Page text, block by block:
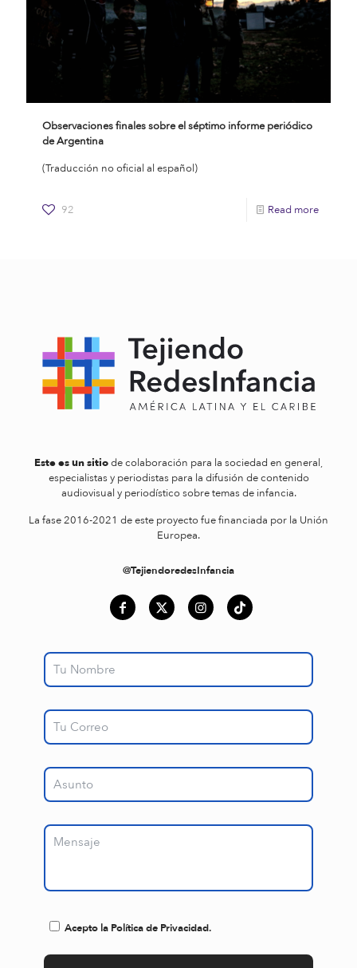
Observaciones finales sobre el séptimo informe periódico
de Argentina
(Traducción no oficial al español)
92 Read more
Este es un sitiode colaboración para la sociedad en general,
especialistas y periodistas para la difusión de contenido
audiovisual y periodístico sobre temas de infancia.
La fase 2016-2021 de este proyecto fue financiada por la Unión
Europea.
@TejiendoredesInfancia
Acepto la Política de Privacidad.